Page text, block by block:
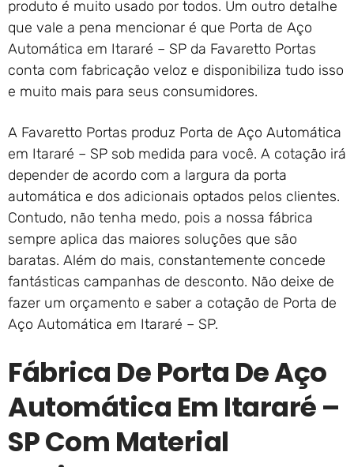
produto é muito usado por todos. Um outro detalhe
que vale a pena mencionar é que Porta de Aço
Automática em Itararé – SP da Favaretto Portas
conta com fabricação veloz e disponibiliza tudo isso
e muito mais para seus consumidores.
A Favaretto Portas produz Porta de Aço Automática
em Itararé – SP sob medida para você. A cotação irá
depender de acordo com a largura da porta
automática e dos adicionais optados pelos clientes.
Contudo, não tenha medo, pois a nossa fábrica
sempre aplica das maiores soluções que são
baratas. Além do mais, constantemente concede
fantásticas campanhas de desconto. Não deixe de
fazer um orçamento e saber a cotação de Porta de
Aço Automática em Itararé – SP.
Fábrica De Porta De Aço
Automática Em Itararé –
SP Com Material